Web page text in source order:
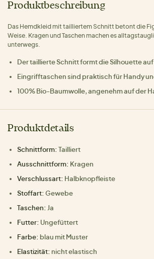
Produktbeschreibung
Das Hemdkleid mit tailliertem Schnitt betont die
Weise. Kragen und Taschen machen es
unterwegs.
Der taillierte Schnitt formt die Silhouette
Eingrifftaschen sind praktisch für Handy
100% Bio-Baumwolle, angenehm auf der
Produktdetails
Schnittform: Tailliert
Ausschnittform: Kragen
Verschlussart: Halbknopfleiste
Stoffart: Gewebe
Taschen: Ja
Futter: Ungefüttert
Farbe: blau mit Muster
Elastizität: nicht elastisch